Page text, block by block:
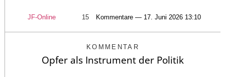
JF-Online 15 Kommentare — 17. Juni 2026 13:10
KOMMENTAR
Opfer als Instrument der Politik